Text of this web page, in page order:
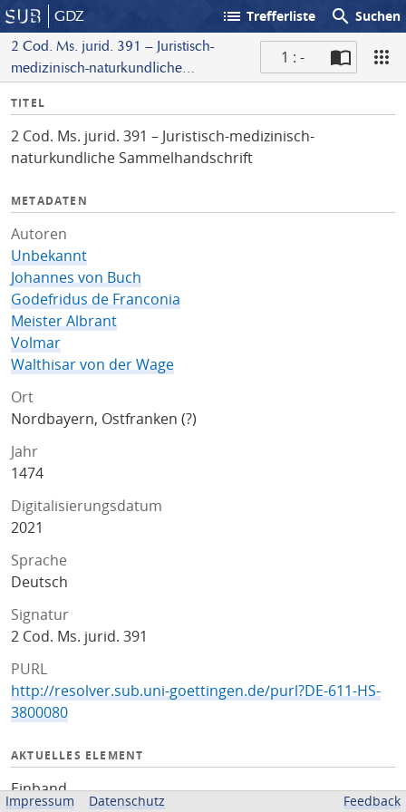
GDZ list Trefferliste search Suchen
2 Cod. Ms. jurid. 391 – Juristisch-
medizinisch-naturkundliche
1 : -
I
f
o
TITEL
2 Cod. Ms. jurid. 391 – Juristisch-medizinisch-
naturkundliche Sammelhandschrift
METADATEN
Autoren
Unbekannt
Johannes von Buch
Godefridus de Franconia
Meister Albrant
Volmar
Walthisar von der Wage
Ort
Nordbayern, Ostfranken (?)
Jahr
1474
Digitalisierungsdatum
2021
Sprache
Deutsch
Signatur
2 Cod. Ms. jurid. 391
PURL
http://resolver.sub.uni-goettingen.de/purl?DE-611-HS-
3800080
AKTUELLES ELEMENT
Einband
Impressum Datenschutz Feedback